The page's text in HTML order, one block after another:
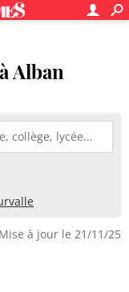
Alban
Mise à jour le 21/11/25